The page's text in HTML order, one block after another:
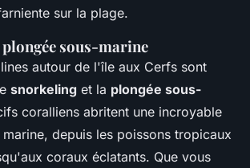
sur la plage.
sous-marine
autour de l'île aux Cerfs sont
snorkeling et la plongée sous-
coralliens abritent une incroyable
depuis les poissons tropicaux
coraux éclatants. Que vous